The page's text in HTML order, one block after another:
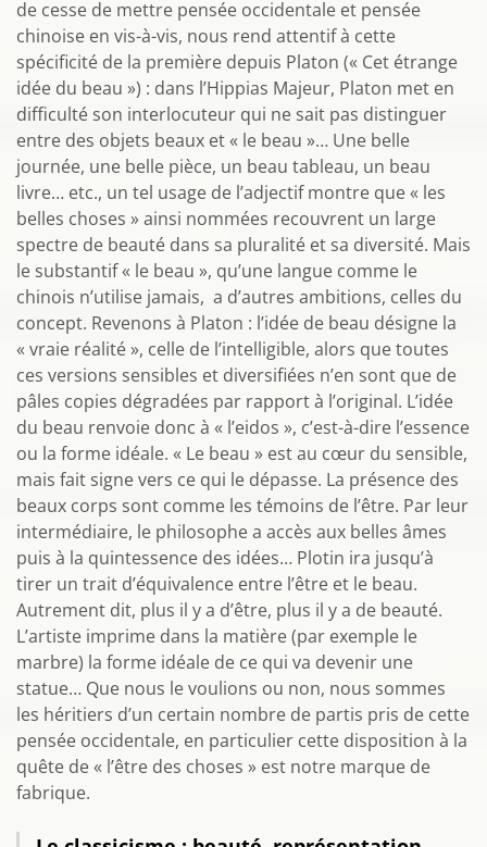
de cesse de mettre pensée occidentale et pensée
chinoise en vis-à-vis, nous rend attentif à cette
spécificité de la première depuis Platon (« Cet étrange
idée du beau ») : dans l’Hippias Majeur, Platon met en
difficulté son interlocuteur qui ne sait pas distinguer
entre des objets beaux et « le beau »… Une belle
journée, une belle pièce, un beau tableau, un beau
livre… etc., un tel usage de l’adjectif montre que « les
belles choses » ainsi nommées recouvrent un large
spectre de beauté dans sa pluralité et sa diversité. Mais
le substantif « le beau », qu’une langue comme le
chinois n’utilise jamais, a d’autres ambitions, celles du
concept. Revenons à Platon : l’idée de beau désigne la
« vraie réalité », celle de l’intelligible, alors que toutes
ces versions sensibles et diversifiées n’en sont que de
pâles copies dégradées par rapport à l’original. L’idée
du beau renvoie donc à « l’eidos », c’est-à-dire l’essence
ou la forme idéale. « Le beau » est au cœur du sensible,
mais fait signe vers ce qui le dépasse. La présence des
beaux corps sont comme les témoins de l’être. Par leur
intermédiaire, le philosophe a accès aux belles âmes
puis à la quintessence des idées… Plotin ira jusqu’à
tirer un trait d’équivalence entre l’être et le beau.
Autrement dit, plus il y a d’être, plus il y a de beauté.
L’artiste imprime dans la matière (par exemple le
marbre) la forme idéale de ce qui va devenir une
statue… Que nous le voulions ou non, nous sommes
les héritiers d’un certain nombre de partis pris de cette
pensée occidentale, en particulier cette disposition à la
quête de « l’être des choses » est notre marque de
fabrique.